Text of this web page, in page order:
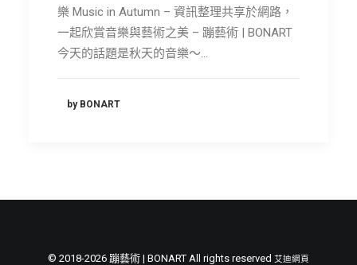
SEARCH
樂 Music in Autumn – 資訊整理共享於網路，
一起欣賞音樂與藝術之美 – 蹦藝術 | BONART
今天的話題是秋天的音樂～…
by BONART
© 2018-2026 蹦藝術 | BONART All rights reserved 艾迪網頁